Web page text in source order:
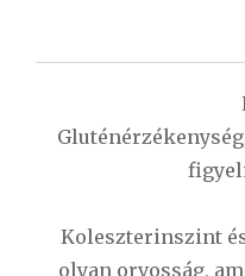
navigáció
Koleszterinszint
olyan orvosság,